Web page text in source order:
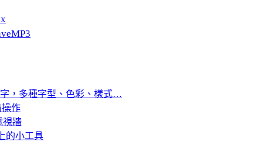
字，多種字型、色彩、樣式…
作
視牆
的小工具